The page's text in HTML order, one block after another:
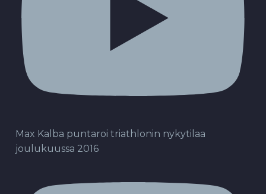
Max Kalba puntaroi triathlonin nykytilaa
joulukuussa 2016